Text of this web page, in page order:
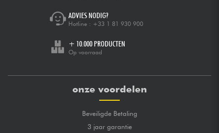
ADVIES NODIG?
Hotline : +33 1 81 930 900
+ 10.000 PRODUCTEN
Op voorraad
onze voordelen
Beveiligde Betaling
3 jaar garantie